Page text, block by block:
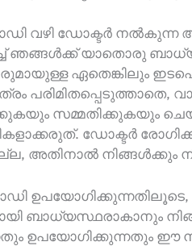
വഴി ഡോക്ടർ നൽകുന്ന
ഞങ്ങൾക്ക് യാതൊരു
ഏതെങ്കിലും
സമ്മതിക്കുകയും
ഡോക്ടർ
അതിനാൽ
ബാധ്യസ്ഥരാകാനും
ഉപയോഗിക്കുന്നതും ഈ